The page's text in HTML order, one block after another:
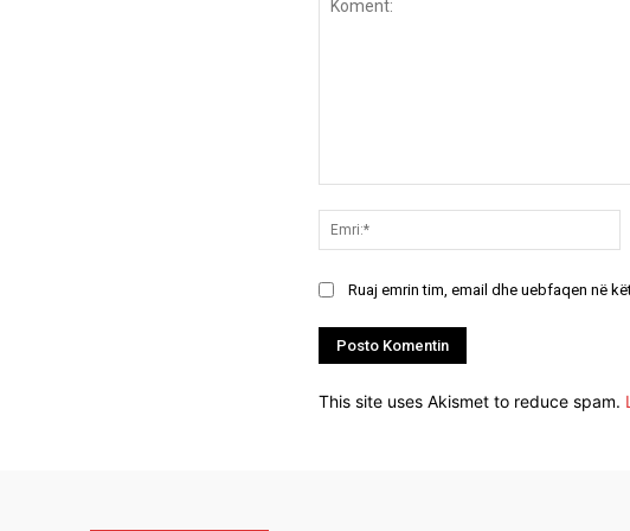
Ruaj emrin tim, email dhe uebfaqen në
This site uses Akismet to reduce spam.